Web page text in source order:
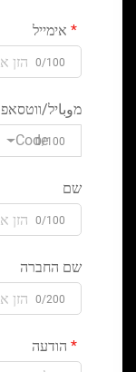
אימייל
0/100
מوباיל/ווטסאפ
Code0/100
שם
0/100
שם החברה
0/200
הודעה